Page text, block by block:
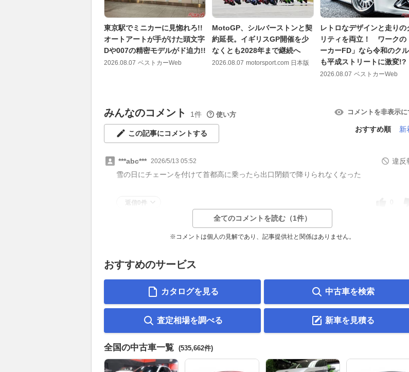
東京駅でミニカーに見惚れろ!!
オートアートが手がけた頭文字
Dや007の精密モデルがド迫力!!
2026.08.07 ベストカーWeb
MotoGP、シルバーストンと契
約延長。イギリスGP開催を少
なくとも2028年まで継続へ
2026.08.07 motorsport.com 日本版
レトロなデザインと走りの
リティを両立！ ワークの
ーカーFD」なら令和のク
も平成ストリートに激変!?
2026.08.07 ベストカーWeb
みんなのコメント 1件 使い方 コメントを非表示に
この記事にコメントする
おすすめ順 新
***abc*** 2026/5/13 05:52
違反
雪の日にチェーンを付けて首都高に乗ったら出口閉鎖で降りられなくなった
返信0件
全てのコメントを読む（1件）
※コメントは個人の見解であり、記事提供社と関係はありません。
おすすめのサービス
カタログを見る 中古車を検索
査定相場を調べる 新車を見積る
全国の中古車一覧 (535,662件)